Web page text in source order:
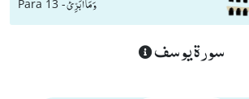
Para 13 -وَ مَاۤ اُبَرِّئُ
سورة يوسف